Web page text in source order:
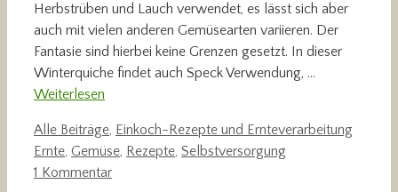
Herbstrüben und Lauch verwendet, es lässt sich aber
auch mit vielen anderen Gemüsearten variieren. Der
Fantasie sind hierbei keine Grenzen gesetzt. In dieser
Winterquiche findet auch Speck Verwendung, …
Weiterlesen
Kategorien
Alle Beiträge, Einkoch-Rezepte und Ernteverarbeitung
Ernte, Gemüse, Rezepte, Selbstversorgung
1 Kommentar